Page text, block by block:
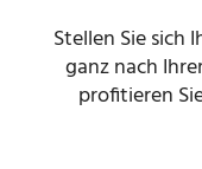
Stellen Sie sich
ganz nach
profitieren